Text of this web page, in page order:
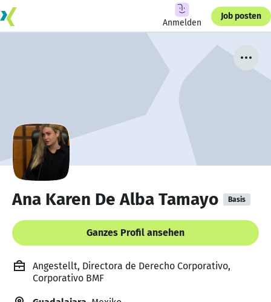
Anmelden
Job posten
Ana Karen De Alba Tamayo Basis
Ganzes Profil ansehen
Angestellt, Directora de Derecho Corporativo,
Corporativo BMF